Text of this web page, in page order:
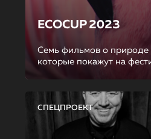
ECOCUP 2023
Семь фильмов о природе
которые покажут на
СПЕЦПРОЕКТ